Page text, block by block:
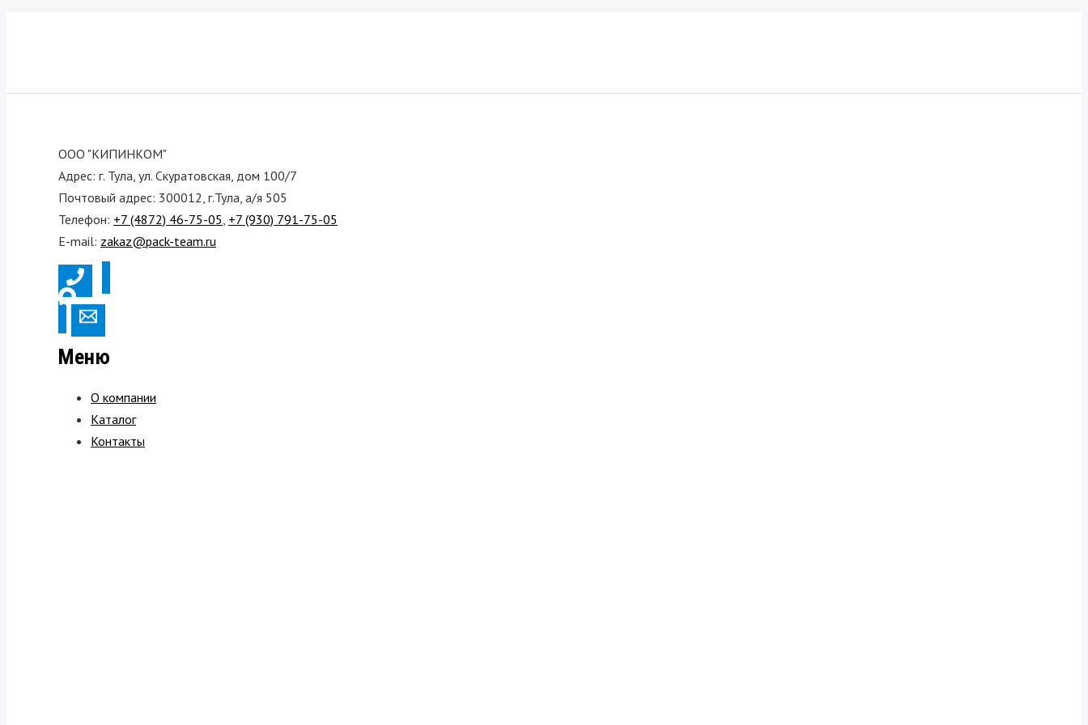
ООО "КИПИНКОМ"
Адрес: г. Тула, ул. Скуратовская, дом 100/7
Почтовый адрес: 300012, г.Тула, а/я 505
Телефон: +7 (4872) 46-75-05, +7 (930) 791-75-05
E-mail: zakaz@pack-team.ru
Меню
О компании
Каталог
Контакты